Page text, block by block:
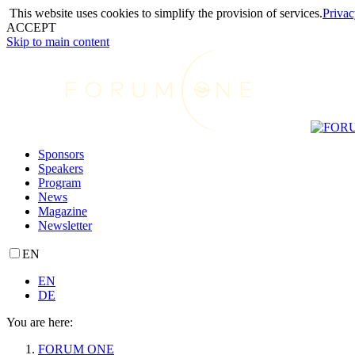
This website uses cookies to simplify the provision of services.
ACCEPT
Skip to main content
Sponsors
Speakers
Program
News
Magazine
Newsletter
EN
EN
DE
You are here:
FORUM ONE